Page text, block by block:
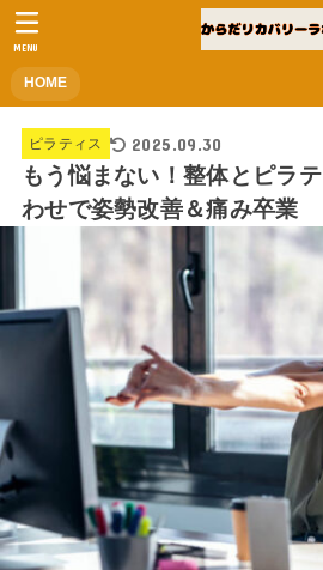
HOME
MENU
ピラティス 2025.09.30
もう悩まない！整体とピラ
わせで姿勢改善＆痛み卒業